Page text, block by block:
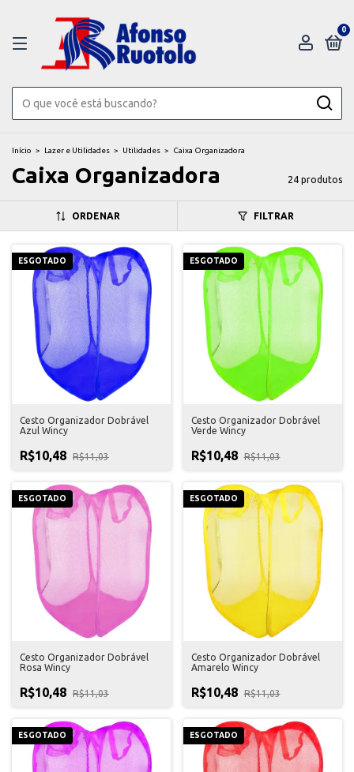
0
Início > Lazer e Utilidades > Utilidades > Caixa Organizadora
Caixa Organizadora 24 produtos
ORDENAR FILTRAR
ESGOTADO
Cesto Organizador Dobrável
Azul Wincy
R$10,48 R$11,03
ESGOTADO
Cesto Organizador Dobrável
Verde Wincy
R$10,48 R$11,03
ESGOTADO
Cesto Organizador Dobrável
Rosa Wincy
R$10,48 R$11,03
ESGOTADO
Cesto Organizador Dobrável
Amarelo Wincy
R$10,48 R$11,03
ESGOTADO ESGOTADO